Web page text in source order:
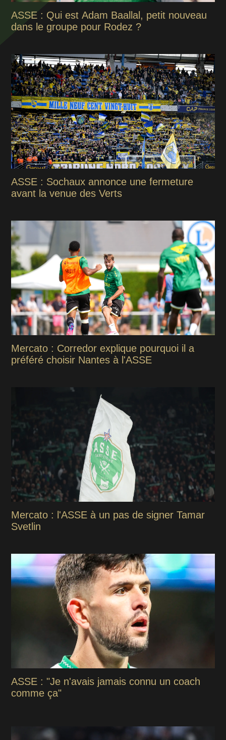
ASSE : Qui est Adam Baallal, petit nouveau
dans le groupe pour Rodez ?
ASSE : Sochaux annonce une fermeture
avant la venue des Verts
Mercato : Corredor explique pourquoi il a
préféré choisir Nantes à l'ASSE
Mercato : l'ASSE à un pas de signer Tamar
Svetlin
ASSE : "Je n'avais jamais connu un coach
comme ça"